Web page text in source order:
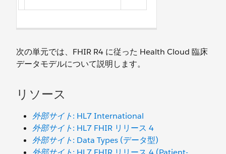
次の単元では、FHIR R4 に従った Health Cloud 臨床
データモデルについて説明します。
リソース
外部サイト: HL7 International
外部サイト: HL7 FHIR リリース 4
外部サイト: Data Types (データ型)